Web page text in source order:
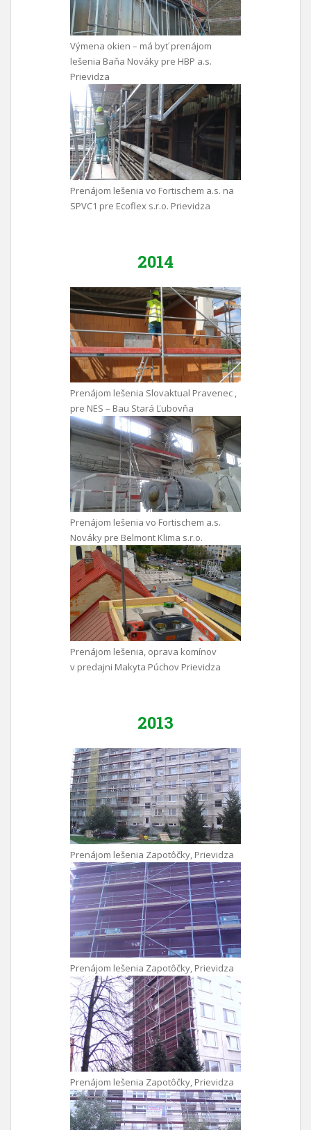
Výmena okien – má byť prenájom
lešenia Baňa Nováky pre HBP a.s.
Prievidza
Prenájom lešenia vo Fortischem a.s. na
SPVC1 pre Ecoflex s.r.o. Prievidza
2014
Prenájom lešenia Slovaktual Pravenec ,
pre NES – Bau Stará Ľubovňa
Prenájom lešenia vo Fortischem a.s.
Nováky pre Belmont Klima s.r.o.
Prenájom lešenia, oprava komínov
v predajni Makyta Púchov Prievidza
2013
Prenájom lešenia Zapotôčky, Prievidza
Prenájom lešenia Zapotôčky, Prievidza
Prenájom lešenia Zapotôčky, Prievidza